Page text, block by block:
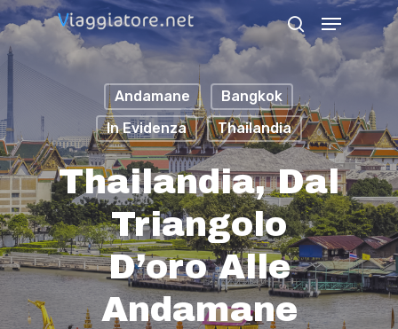
Skip
to
search
Menu
Andamane
Bangkok
In Evidenza
Thailandia
Thailandia, Dal
Triangolo
D’oro Alle
Andamane
Close